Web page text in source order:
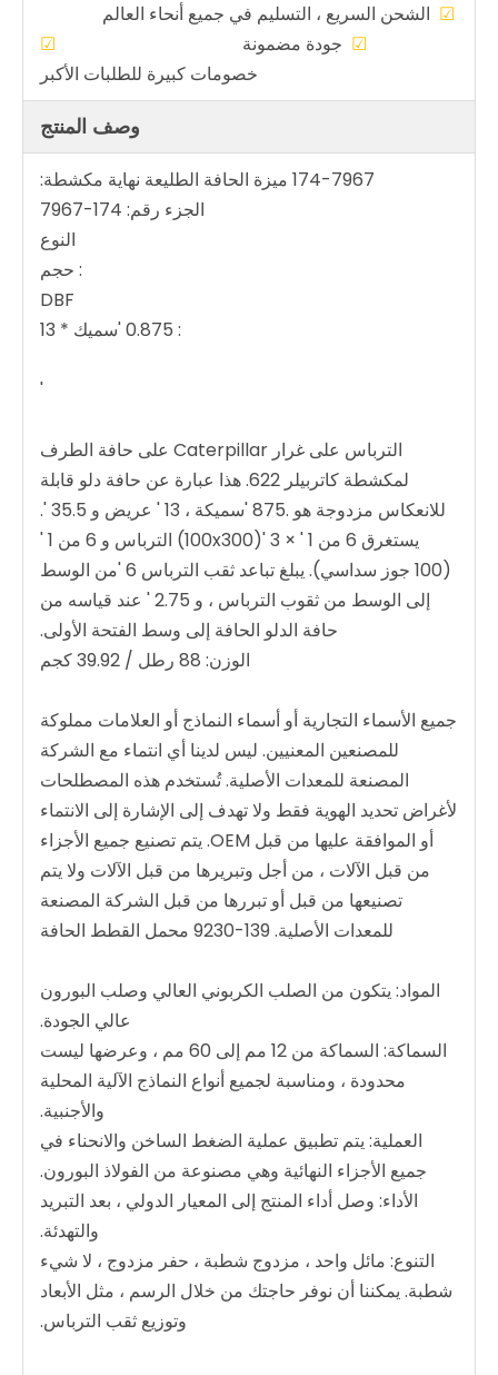
☑ الشحن السريع ، التسليم في جميع أنحاء العالم
☑ جودة مضمونة ☑
خصومات كبيرة للطلبات الأكبر
وصف المنتج
174-7967 ميزة الحافة الطليعة نهاية مكشطة:
الجزء رقم: 174-7967
النوع
: حجم
DBF
: 0.875 'سميك * 13
'
الترباس على غرار Caterpillar على حافة الطرف
لمكشطة كاتربيلر 622. هذا عبارة عن حافة دلو قابلة
للانعكاس مزدوجة هو .875 'سميكة ، 13 ' عريض و 35.5 '.
يستغرق 6 من 1 ' × 3 '(100x300) الترباس و 6 من 1 '
(100 جوز سداسي). يبلغ تباعد ثقب الترباس 6 'من الوسط
إلى الوسط من ثقوب الترباس ، و 2.75 ' عند قياسه من
حافة الدلو الحافة إلى وسط الفتحة الأولى.
الوزن: 88 رطل / 39.92 كجم
جميع الأسماء التجارية أو أسماء النماذج أو العلامات مملوكة
للمصنعين المعنيين. ليس لدينا أي انتماء مع الشركة
المصنعة للمعدات الأصلية. تُستخدم هذه المصطلحات
لأغراض تحديد الهوية فقط ولا تهدف إلى الإشارة إلى الانتماء
أو الموافقة عليها من قبل OEM. يتم تصنيع جميع الأجزاء
من قبل الآلات ، من أجل وتبريرها من قبل الآلات ولا يتم
تصنيعها من قبل أو تبررها من قبل الشركة المصنعة
للمعدات الأصلية. 139-9230 محمل القطط الحافة
المواد: يتكون من الصلب الكربوني العالي وصلب البورون
عالي الجودة.
السماكة: السماكة من 12 مم إلى 60 مم ، وعرضها ليست
محدودة ، ومناسبة لجميع أنواع النماذج الآلية المحلية
والأجنبية.
العملية: يتم تطبيق عملية الضغط الساخن والانحناء في
جميع الأجزاء النهائية وهي مصنوعة من الفولاذ البورون.
الأداء: وصل أداء المنتج إلى المعيار الدولي ، بعد التبريد
والتهدئة.
التنوع: مائل واحد ، مزدوج شطبة ، حفر مزدوج ، لا شيء
شطبة. يمكننا أن نوفر حاجتك من خلال الرسم ، مثل الأبعاد
وتوزيع ثقب الترباس.